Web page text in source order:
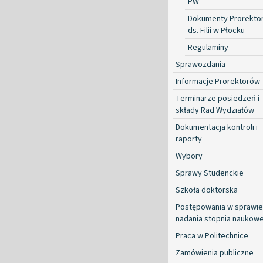
Dokumenty
ds. Filii w Płocku
Regulaminy
Sprawozdania
Informacje Prorektorów
Terminarze posiedzeń i
składy Rad Wydziałów
Dokumentacja kontroli i
raporty
Wybory
Sprawy Studenckie
Szkoła doktorska
Postępowania w sprawie
nadania stopnia
Praca w Politechnice
Zamówienia publiczne